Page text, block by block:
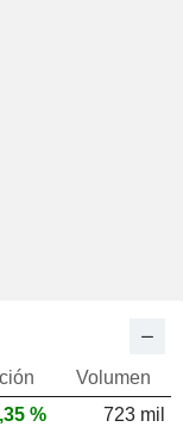
Volumen
%
723 mil